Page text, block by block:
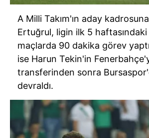
A Milli Takım'ın aday
Ertuğrul, ligin ilk 5
maçlarda 90 dakika görev
ise Harun Tekin'in
transferinden sonra
devraldı.